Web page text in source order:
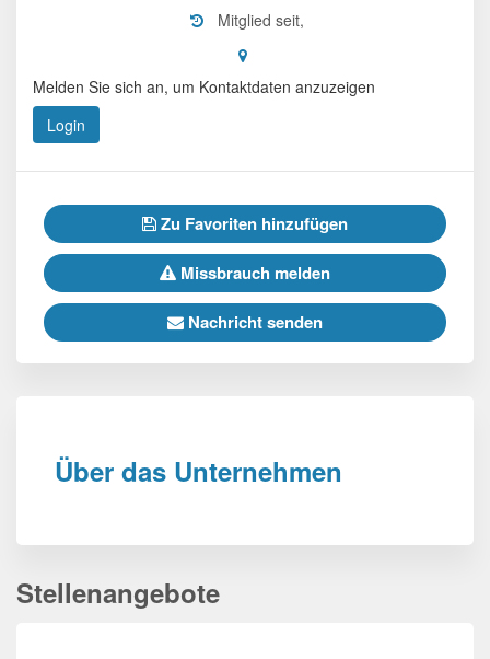
Mitglied seit,
Melden Sie sich an, um Kontaktdaten anzuzeigen
Login
Zu Favoriten hinzufügen
Missbrauch melden
Nachricht senden
Über das Unternehmen
Stellenangebote